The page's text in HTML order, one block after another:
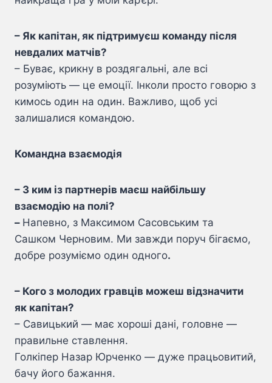
– Як капітан, як підтримуєш команду після
невдалих матчів?
– Буває, крикну в роздягальні, але всі
розуміють — це емоції. Інколи просто говорю з
кимось один на один. Важливо, щоб усі
залишалися командою.
Командна взаємодія
– З ким із партнерів маєш найбільшу
взаємодію на полі?
– Напевно, з Максимом Сасовським та
Сашком Черновим. Ми завжди поруч бігаємо,
добре розуміємо один одного.
– Кого з молодих гравців можеш відзначити
як капітан?
– Савицький — має хороші дані, головне —
правильне ставлення.
Голкіпер Назар Юрченко — дуже працьовитий,
бачу його бажання.